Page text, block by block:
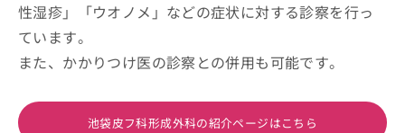
性湿疹」「ウオノメ」などの症状に対する診察を行っ
ています。
また、かかりつけ医の診察との併用も可能です。
池袋皮フ科形成外科の紹介ページはこちら